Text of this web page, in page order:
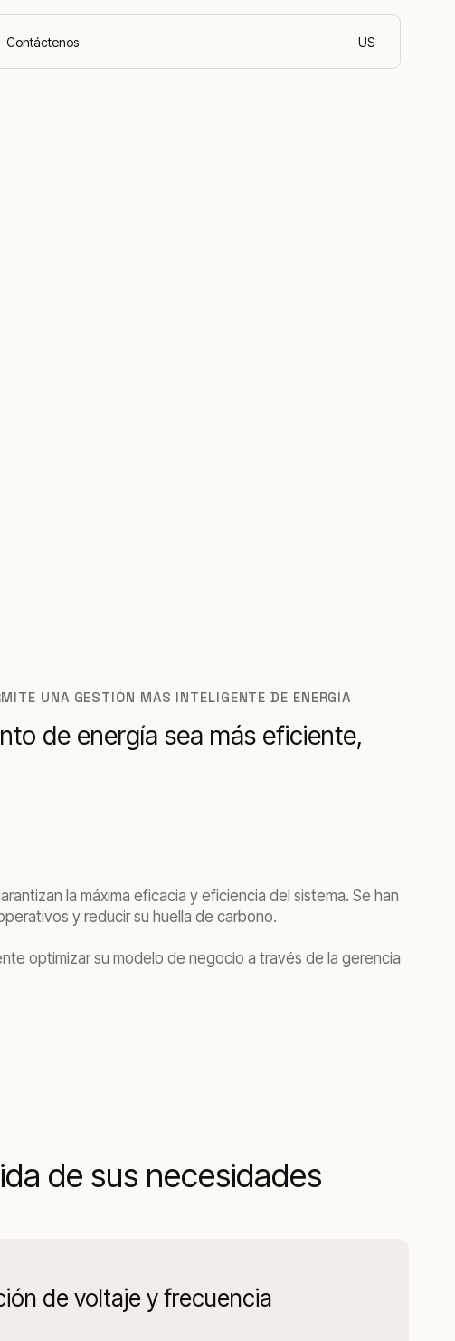
Contáctenos US
español
UNA GESTIÓN MÁS INTELIGENTE DE ENERGÍA
de energía sea más eficiente,
la máxima eficacia y eficiencia del sistema. Se han
y reducir su huella de carbono.
optimizar su modelo de negocio a través de la gerencia
de sus necesidades
de voltaje y frecuencia